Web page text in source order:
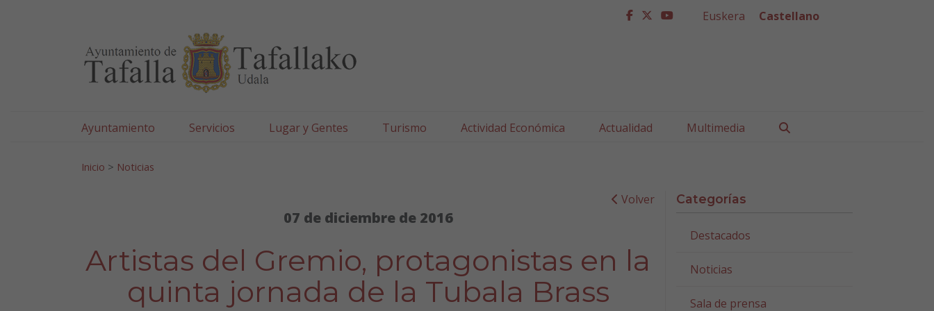
facebook
twitter
youtube
Euskera Castellano
Ayuntamiento Servicios Lugar y Gentes Turismo Actividad Económica Actualidad Multimedia
Inicio > Noticias
Volver
07 de diciembre de 2016
Artistas del Gremio, protagonistas en la
quinta jornada de la Tubala Brass
Categorías
Destacados
Noticias
Sala de prensa